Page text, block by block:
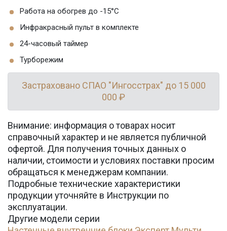
Работа на обогрев до -15°C
Инфракрасный пульт в комплекте
24-часовый таймер
Турборежим
Застраховано СПАО "Ингосстрах" до 15 000
000 ₽
Внимание: информация о товарах носит
справочный характер и не является публичной
офертой. Для получения точных данных о
наличии, стоимости и условиях поставки просим
обращаться к менеджерам компании.
Подробные технические характеристики
продукции уточняйте в Инструкции по
эксплуатации.
Другие модели серии